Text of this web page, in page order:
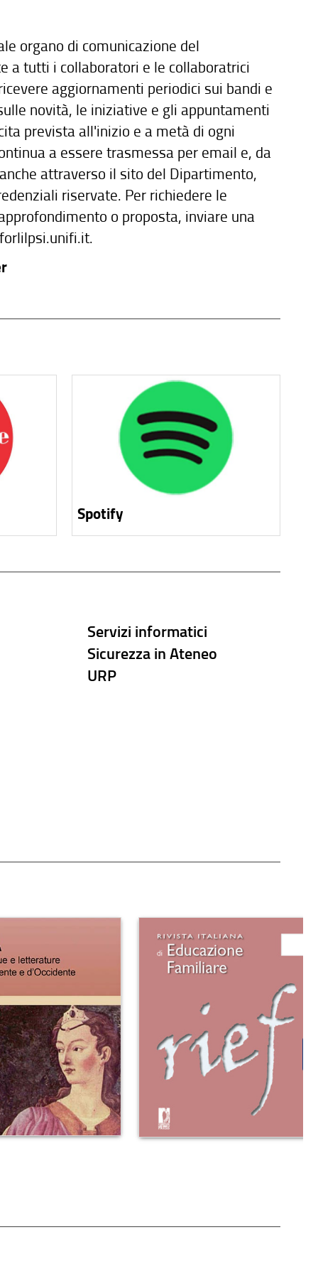
organo di comunicazione del
a tutti i collaboratori e le collaboratrici
aggiornamenti periodici sui bandi e
novità, le iniziative e gli appuntamenti
prevista all'inizio e a metà di ogni
a essere trasmessa per email e, da
attraverso il sito del Dipartimento,
riservate. Per richiedere le
o proposta, inviare una
Spotify
Servizi informatici
Sicurezza in Ateneo
URP